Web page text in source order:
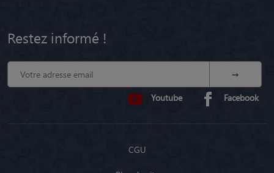
Restez informé !
Youtube Facebook
CGU